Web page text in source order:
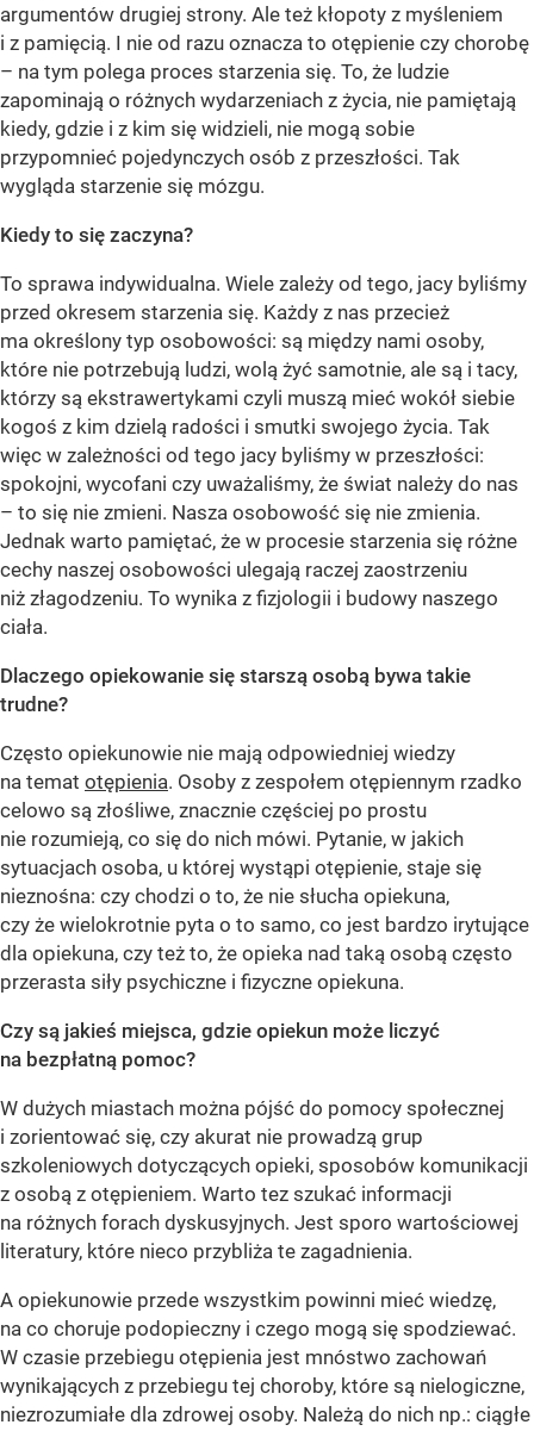
argumentów drugiej strony. Ale też kłopoty z myśleniem
i z pamięcią. I nie od razu oznacza to otępienie czy chorobę
– na tym polega proces starzenia się. To, że ludzie
zapominają o różnych wydarzeniach z życia, nie pamiętają
kiedy, gdzie i z kim się widzieli, nie mogą sobie
przypomnieć pojedynczych osób z przeszłości. Tak
wygląda starzenie się mózgu.
Kiedy to się zaczyna?
To sprawa indywidualna. Wiele zależy od tego, jacy byliśmy
przed okresem starzenia się. Każdy z nas przecież
ma określony typ osobowości: są między nami osoby,
które nie potrzebują ludzi, wolą żyć samotnie, ale są i tacy,
którzy są ekstrawertykami czyli muszą mieć wokół siebie
kogoś z kim dzielą radości i smutki swojego życia. Tak
więc w zależności od tego jacy byliśmy w przeszłości:
spokojni, wycofani czy uważaliśmy, że świat należy do nas
– to się nie zmieni. Nasza osobowość się nie zmienia.
Jednak warto pamiętać, że w procesie starzenia się różne
cechy naszej osobowości ulegają raczej zaostrzeniu
niż złagodzeniu. To wynika z fizjologii i budowy naszego
ciała.
Dlaczego opiekowanie się starszą osobą bywa takie
trudne?
Często opiekunowie nie mają odpowiedniej wiedzy
na temat otępienia. Osoby z zespołem otępiennym rzadko
celowo są złośliwe, znacznie częściej po prostu
nie rozumieją, co się do nich mówi. Pytanie, w jakich
sytuacjach osoba, u której wystąpi otępienie, staje się
nieznośna: czy chodzi o to, że nie słucha opiekuna,
czy że wielokrotnie pyta o to samo, co jest bardzo irytujące
dla opiekuna, czy też to, że opieka nad taką osobą często
przerasta siły psychiczne i fizyczne opiekuna.
Czy są jakieś miejsca, gdzie opiekun może liczyć
na bezpłatną pomoc?
W dużych miastach można pójść do pomocy społecznej
i zorientować się, czy akurat nie prowadzą grup
szkoleniowych dotyczących opieki, sposobów komunikacji
z osobą z otępieniem. Warto tez szukać informacji
na różnych forach dyskusyjnych. Jest sporo wartościowej
literatury, które nieco przybliża te zagadnienia.
A opiekunowie przede wszystkim powinni mieć wiedzę,
na co choruje podopieczny i czego mogą się spodziewać.
W czasie przebiegu otępienia jest mnóstwo zachowań
wynikających z przebiegu tej choroby, które są nielogiczne,
niezrozumiałe dla zdrowej osoby. Należą do nich np.: ciągłe